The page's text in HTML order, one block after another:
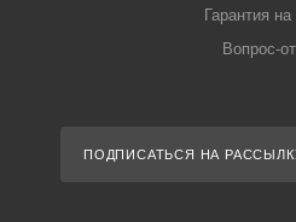
Гарантия на
Вопрос-
ПОДПИСАТЬСЯ НА